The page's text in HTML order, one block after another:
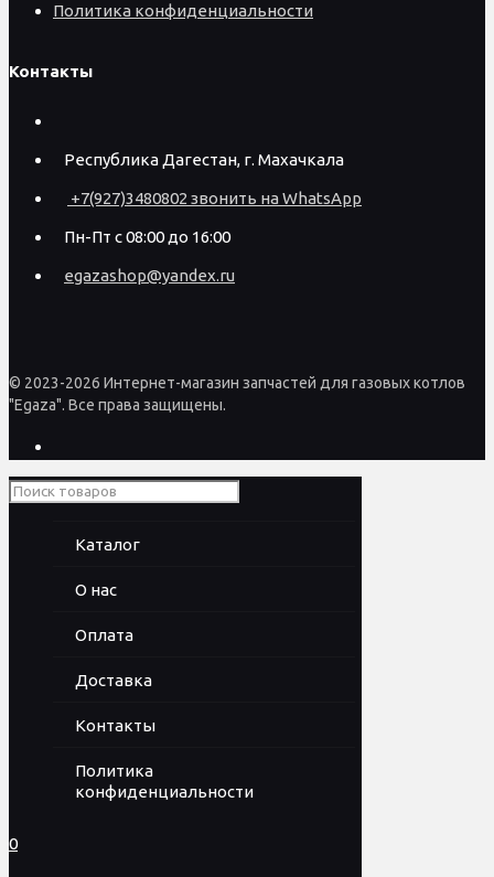
Политика конфиденциальности
Контакты
Республика Дагестан, г. Махачкала
+7(927)3480802 звонить на WhatsApp
Пн-Пт с 08:00 до 16:00
egazashop@yandex.ru
© 2023-2026 Интернет-магазин запчастей для газовых котлов
"Egaza". Все права защищены.
Каталог
О нас
Оплата
Доставка
Контакты
Политика
конфиденциальности
0